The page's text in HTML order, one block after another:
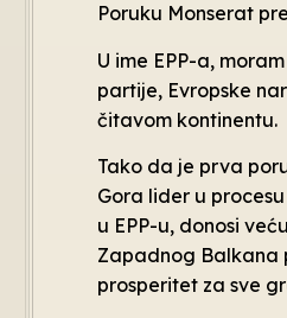
Poruku Monserat
U ime EPP-a,
partije, Evropske
čitavom kontinentu.
Tako da je prva
Gora lider u
u EPP-u, donosi
Zapadnog Balkana
prosperitet za sve